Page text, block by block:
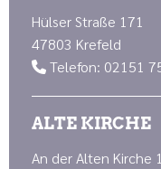
Hülser Straße 171
47803 Krefeld
 Telefon: 02151
ALTE KIRCHE
An der Alten Kirche 1